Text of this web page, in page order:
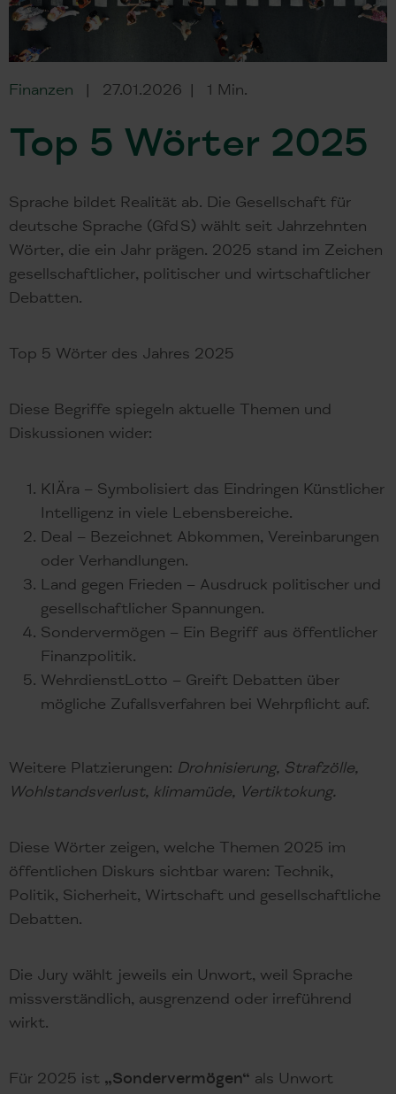
Finanzen 27.01.2026 1 Min.
Top 5 Wörter 2025
Sprache bildet Realität ab. Die Gesellschaft für
deutsche Sprache (GfdS) wählt seit Jahrzehnten
Wörter, die ein Jahr prägen. 2025 stand im Zeichen
gesellschaftlicher, politischer und wirtschaftlicher
Debatten.
Top 5 Wörter des Jahres 2025
Diese Begriffe spiegeln aktuelle Themen und
Diskussionen wider:
KIÄra – Symbolisiert das Eindringen Künstlicher
Intelligenz in viele Lebensbereiche.
Deal – Bezeichnet Abkommen, Vereinbarungen
oder Verhandlungen.
Land gegen Frieden – Ausdruck politischer und
gesellschaftlicher Spannungen.
Sondervermögen – Ein Begriff aus öffentlicher
Finanzpolitik.
WehrdienstLotto – Greift Debatten über
mögliche Zufallsverfahren bei Wehrpflicht auf.
Weitere Platzierungen:
Drohnisierung, Strafzölle,
Wohlstandsverlust, klimamüde, Vertiktokung.
Diese Wörter zeigen, welche Themen 2025 im
öffentlichen Diskurs sichtbar waren: Technik,
Politik, Sicherheit, Wirtschaft und gesellschaftliche
Debatten.
Die Jury wählt jeweils ein Unwort, weil Sprache
missverständlich, ausgrenzend oder irreführend
wirkt.
Für 2025 ist „Sondervermögen“ als Unwort